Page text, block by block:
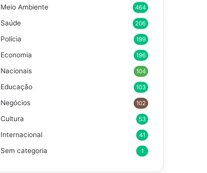
Meio Ambiente 464
Saúde 206
Polícia 199
Economia 196
Nacionais 104
Educação 103
Negócios 102
Cultura 53
Internacional 41
Sem categoria 1